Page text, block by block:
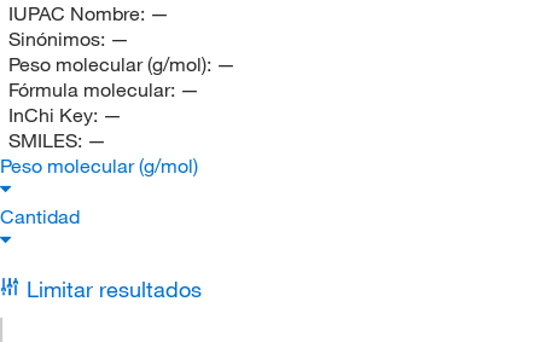
IUPAC Nombre: —
Sinónimos: —
Peso molecular (g/mol): —
Fórmula molecular: —
InChi Key: —
SMILES: —
Peso molecular (g/mol)
Cantidad
Limitar resultados